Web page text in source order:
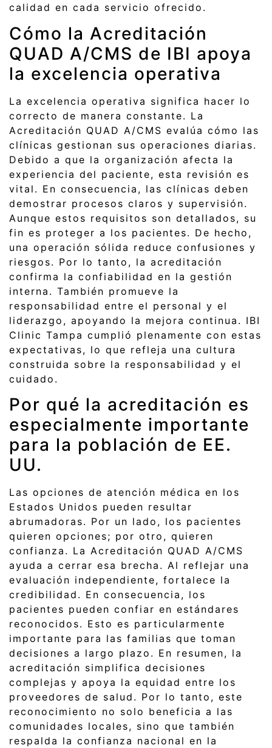
calidad en cada servicio ofrecido.
Cómo la Acreditación
QUAD A/CMS de IBI apoya
la excelencia operativa
La excelencia operativa significa hacer lo
correcto de manera constante. La
Acreditación QUAD A/CMS evalúa cómo las
clínicas gestionan sus operaciones diarias.
Debido a que la organización afecta la
experiencia del paciente, esta revisión es
vital. En consecuencia, las clínicas deben
demostrar procesos claros y supervisión.
Aunque estos requisitos son detallados, su
fin es proteger a los pacientes. De hecho,
una operación sólida reduce confusiones y
riesgos. Por lo tanto, la acreditación
confirma la confiabilidad en la gestión
interna. También promueve la
responsabilidad entre el personal y el
liderazgo, apoyando la mejora continua. IBI
Clinic Tampa cumplió plenamente con estas
expectativas, lo que refleja una cultura
construida sobre la responsabilidad y el
cuidado.
Por qué la acreditación es
especialmente importante
para la población de EE.
UU.
Las opciones de atención médica en los
Estados Unidos pueden resultar
abrumadoras. Por un lado, los pacientes
quieren opciones; por otro, quieren
confianza. La Acreditación QUAD A/CMS
ayuda a cerrar esa brecha. Al reflejar una
evaluación independiente, fortalece la
credibilidad. En consecuencia, los
pacientes pueden confiar en estándares
reconocidos. Esto es particularmente
importante para las familias que toman
decisiones a largo plazo. En resumen, la
acreditación simplifica decisiones
complejas y apoya la equidad entre los
proveedores de salud. Por lo tanto, este
reconocimiento no solo beneficia a las
comunidades locales, sino que también
respalda la confianza nacional en la